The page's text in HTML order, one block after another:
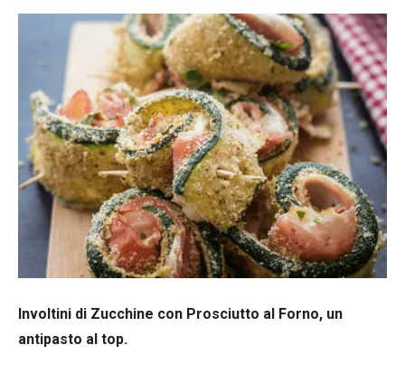
Involtini di Zucchine con Prosciutto al Forno, un
antipasto al top.